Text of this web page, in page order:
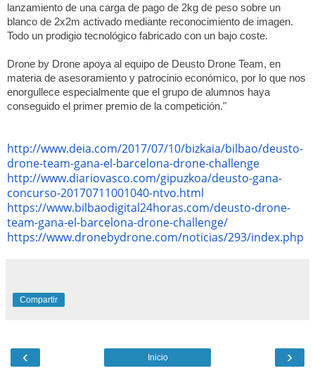
lanzamiento de una carga de pago de 2kg de peso sobre un
blanco de 2x2m activado mediante reconocimiento de imagen.
Todo un prodigio tecnológico fabricado con un bajo coste.
Drone by Drone apoya al equipo de Deusto Drone Team, en
materia de asesoramiento y patrocinio económico, por lo que nos
enorgullece especialmente que el grupo de alumnos haya
conseguido el primer premio de la competición."
http://www.deia.com/2017/07/10/bizkaia/bilbao/deusto-
drone-team-gana-el-barcelona-drone-challenge
http://www.diariovasco.com/gipuzkoa/deusto-gana-
concurso-20170711001040-ntvo.html
https://www.bilbaodigital24horas.com/deusto-drone-
team-gana-el-barcelona-drone-challenge/
https://www.dronebydrone.com/noticias/293/index.php
Compartir
‹ ›
Inicio